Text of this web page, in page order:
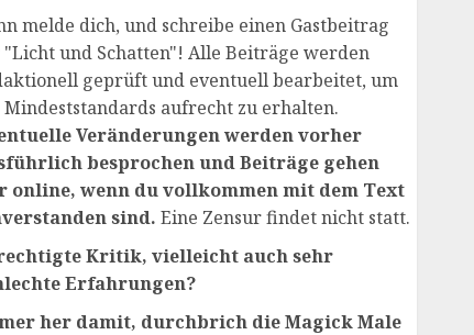
melde dich, und schreibe einen Gastbeitrag
und Schatten"! Alle Beiträge werden
geprüft und eventuell bearbeitet, um
Mindeststandards aufrecht zu erhalten.
Veränderungen werden vorher
besprochen und Beiträge gehen
online, wenn du vollkommen mit dem Text
sind. Eine Zensur findet nicht statt.
Kritik, vielleicht auch sehr
Erfahrungen?
her damit, durchbrich die Magick Male